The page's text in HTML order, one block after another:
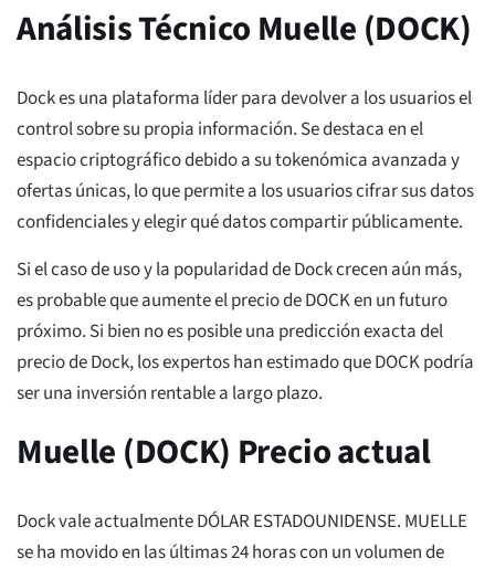
Análisis Técnico Muelle (DOCK)
Dock es una plataforma líder para devolver a los usuarios el
control sobre su propia información. Se destaca en el
espacio criptográfico debido a su tokenómica avanzada y
ofertas únicas, lo que permite a los usuarios cifrar sus datos
confidenciales y elegir qué datos compartir públicamente.
Si el caso de uso y la popularidad de Dock crecen aún más,
es probable que aumente el precio de DOCK en un futuro
próximo. Si bien no es posible una predicción exacta del
precio de Dock, los expertos han estimado que DOCK podría
ser una inversión rentable a largo plazo.
Muelle (DOCK) Precio actual
Dock vale actualmenteDÓLAR ESTADOUNIDENSE. MUELLE
se ha movidoen las últimas 24 horas con un volumen de